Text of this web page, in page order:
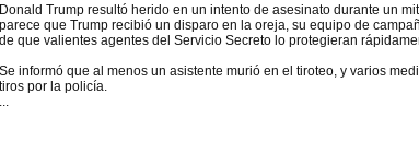
Donald Trump resultó herido en un intento de asesinato durante un
parece que Trump recibió un disparo en la oreja, su equipo de
de que valientes agentes del Servicio Secreto lo protegieran
Se informó que al menos un asistente murió en el tiroteo, y varios
tiros por la policía.
...